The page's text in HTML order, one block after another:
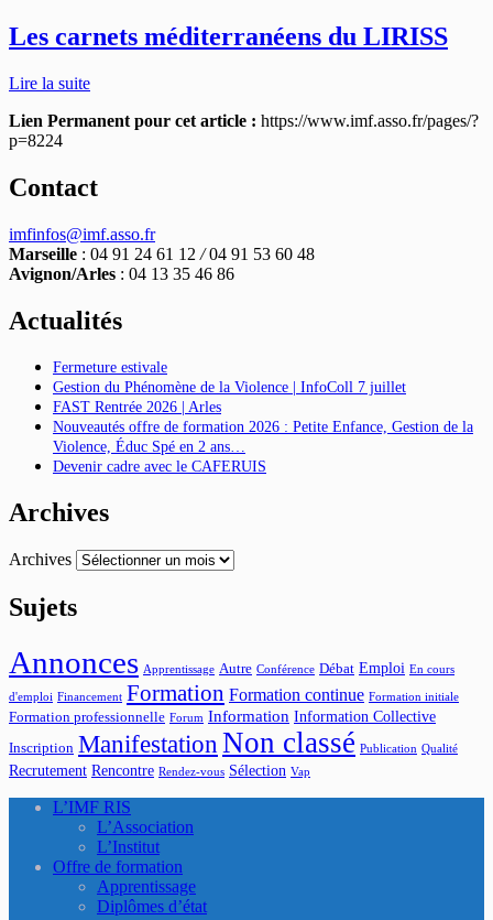
Les carnets méditerranéens du LIRISS
Lire la suite
Lien Permanent pour cet article : https://www.imf.asso.fr/pages/?
p=8224
Contact
imfinfos@imf.asso.fr
Marseille : 04 91 24 61 12 /04 91 53 60 48
Avignon/Arles : 04 13 35 46 86
Actualités
Fermeture estivale
Gestion du Phénomène de la Violence | InfoColl 7 juillet
FAST Rentrée 2026 | Arles
Nouveautés offre de formation 2026 : Petite Enfance, Gestion de la
Violence, Éduc Spé en 2 ans…
Devenir cadre avec le CAFERUIS
Archives
Archives
Sujets
Annonces Apprentissage Autre Conférence Débat Emploi En cours
d'emploi Financement Formation Formation continue Formation initiale
Formation professionnelle Forum Information Information Collective
Inscription Manifestation Non classé Publication Qualité
Recrutement Rencontre Rendez-vous Sélection Vap
L’IMF RIS
L’Association
L’Institut
Offre de formation
Apprentissage
Diplômes d’état